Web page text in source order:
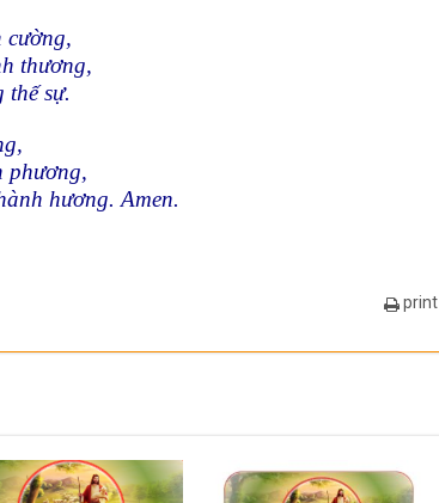
cường,
thương,
sự.
phương,
hương. Amen.
print